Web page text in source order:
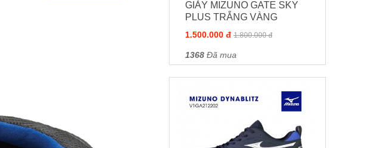
GIÀY MIZUNO GATE SKY
PLUS TRẮNG VÀNG
1.500.000 đ 1.800.000 đ
1368Đã mua